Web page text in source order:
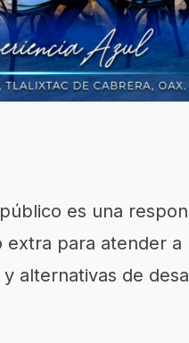
es una
para atender a
alternativas de